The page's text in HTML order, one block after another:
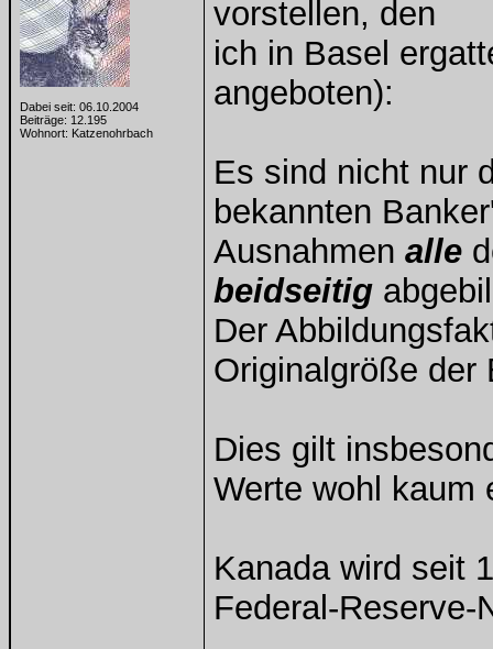
Dabei seit: 06.10.2004
Beiträge: 12.195
Wohnort: Katzenohrbach
vorstellen, den
ich in Basel
angeboten):
Es sind nicht nur
bekannten
Ausnahmen alle
beidseitig
Der
Originalgröße der
Dies gilt
Werte wohl kaum
Kanada wird seit
Federal-Reserve-